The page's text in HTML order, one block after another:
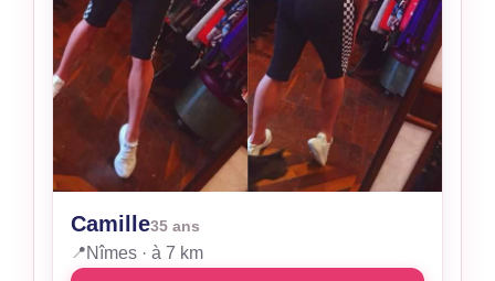
Camille35 ans
📍Nîmes · à 7 km